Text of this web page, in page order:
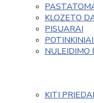
KLOZETO
PISUARAI
NULEIDIMO
KITI PRIEDAI